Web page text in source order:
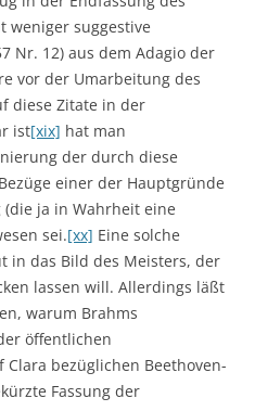
weniger suggestive
Nr. 12) aus dem Adagio der
vor der Umarbeitung des
diese Zitate in der
ist[xix] hat man
der durch diese
einer der Hauptgründe
ja in Wahrheit eine
sei.[xx] Eine solche
in das Bild des Meisters, der
lassen will. Allerdings läßt
warum Brahms
öffentlichen
Clara bezüglichen Beethoven-
Fassung der